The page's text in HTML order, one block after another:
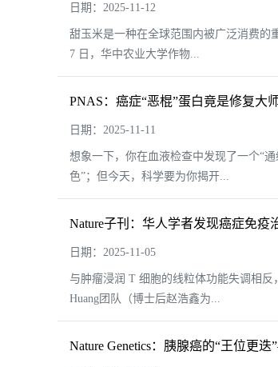
日期：2025-11-12
甜玉米是一种在全球范围内被广泛消费的
7 日，华中农业大学作物...
PNAS：癌症“恶棍”蛋白竟是修复大
日期：2025-11-11
想象一下，你在血液检查中发现了一个“
色”；但今天，科学要为你揭开...
Nature子刊：华人学者发现癌症免
日期：2025-11-05
与肿瘤浸润 T 细胞的线粒体功能失调相反
Huang团队（博士后赵浩鑫为...
Nature Genetics：胰腺癌的“王位更